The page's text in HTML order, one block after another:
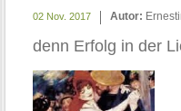
02 Nov. 2017 Autor:
denn Erfolg in der